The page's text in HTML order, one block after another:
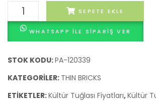
KÜLTÜR
TUĞLASI
THİN
MODELİ
adet
SEPETE EKLE
WHATSAPP ILE SIPARIŞ VER
STOK KODU:PA-120339
KATEGORILER: THIN BRICKS
ETIKETLER:Kültür Tuğlası Fiyatları,Kültür